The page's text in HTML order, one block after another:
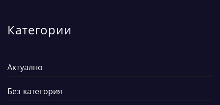
Категории
Актуално
Без категория